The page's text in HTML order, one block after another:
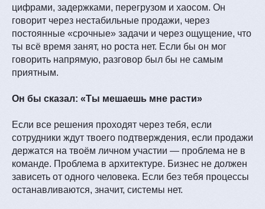
цифрами, задержками, перегрузом и хаосом. Он
говорит через нестабильные продажи, через
постоянные «срочные» задачи и через ощущение, что
ты всё время занят, но роста нет. Если бы он мог
говорить напрямую, разговор был бы не самым
приятным.
Он бы сказал: «Ты мешаешь мне расти»
Если все решения проходят через тебя, если
сотрудники ждут твоего подтверждения, если продажи
держатся на твоём личном участии — проблема не в
команде. Проблема в архитектуре. Бизнес не должен
зависеть от одного человека. Если без тебя процессы
останавливаются, значит, системы нет.